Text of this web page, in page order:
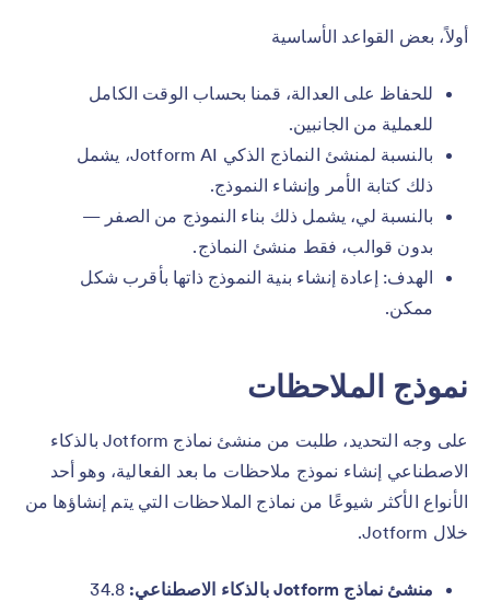
أولاً، بعض القواعد الأساسية
للحفاظ على العدالة، قمنا بحساب الوقت الكامل
للعملية من الجانبين.
بالنسبة لمنشئ النماذج الذكي Jotform AI، يشمل
ذلك كتابة الأمر وإنشاء النموذج.
بالنسبة لي، يشمل ذلك بناء النموذج من الصفر —
بدون قوالب، فقط منشئ النماذج.
الهدف: إعادة إنشاء بنية النموذج ذاتها بأقرب شكل
ممكن.
نموذج الملاحظات
على وجه التحديد، طلبت من منشئ نماذج Jotform بالذكاء
الاصطناعي إنشاء نموذج ملاحظات ما بعد الفعالية، وهو أحد
الأنواع الأكثر شيوعًا من نماذج الملاحظات التي يتم إنشاؤها من
خلال Jotform.
منشئ نماذج Jotform بالذكاء الاصطناعي:
34.8